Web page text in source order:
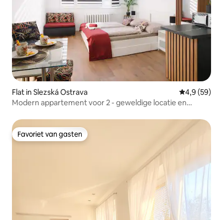
Flat in Slezská Ostrava Gemiddelde
4,9 (59)
Modern appartement voor 2 - geweldige locatie en
Favoriet van gasten
Favoriet van gasten